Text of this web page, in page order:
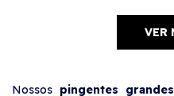
VER
Nossos pingentes grandes